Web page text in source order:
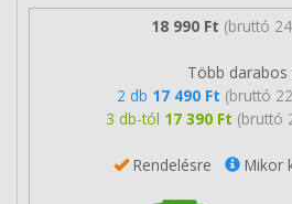
18 990 Ft (bruttó
Több darabos
2 db 17 490 Ft (bruttó
3 db-tól 17 390 Ft (bruttó
Rendelésre Mikor